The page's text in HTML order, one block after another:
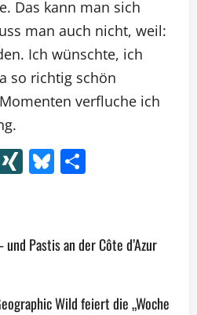
Das kann man sich
man auch nicht, weil:
Ich wünschte, ich
so richtig schön
verfluche ich
XINGBluesky
Pastis an der Côte d’Azur
Wild feiert die „Woche